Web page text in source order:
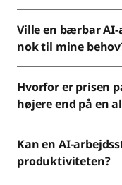
Ville en bærbar
nok til mine
Hvorfor er prisen
højere end på en
Kan en AI-
produktiviteten?